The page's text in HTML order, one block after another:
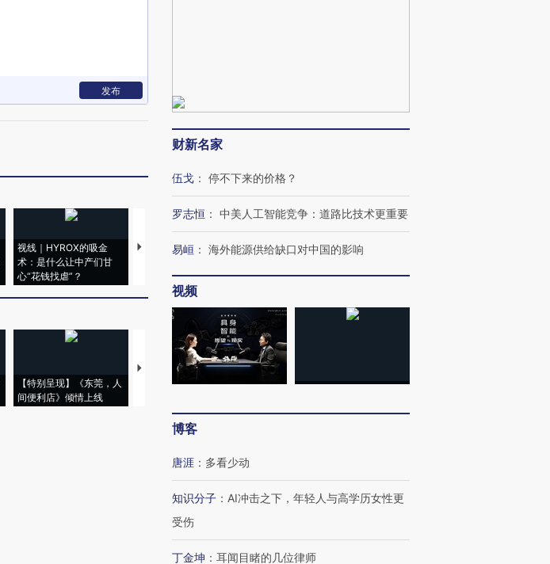
发布
视线｜HYROX的吸金
术：是什么让中产们甘
心“花钱找虐”？
马航飞行员跨国走私7万
视线｜被称为“蟑螂”的印
育部长拱下台
飞地休达
【特别呈现】《东莞，人
间便利店》倾情上线
【推广】走进第四届链博
会，让数智科技“链”接产
【特别呈现】寻找100种
CFO：不靠规模取胜，华
财新名家
伍戈 ： 停不下来的价格？
罗志恒 ： 中美人工智能竞争：道路比技术更重要
易峘 ： 海外能源供给缺口对中国的影响
视频
博客
唐涯 ： 多看少动
知识分子 ： AI冲击之下，年轻人与高学历女性更
受伤
丁金坤 ： 耳闻目睹的几位律师